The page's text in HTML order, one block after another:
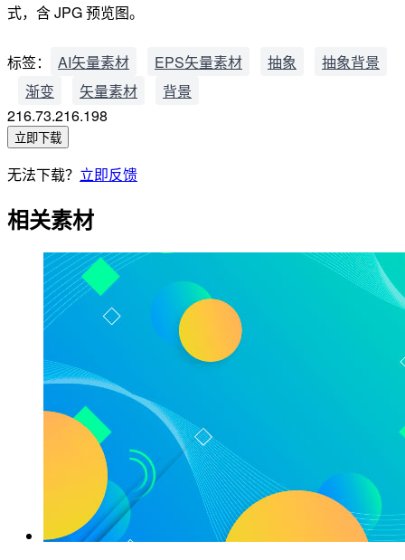
式，含 JPG 预览图。
标签： AI矢量素材 EPS矢量素材 抽象
抽象背景
渐变
矢量素材
背景
216.73.216.198
立即下载
无法下载？ 立即反馈
相关素材